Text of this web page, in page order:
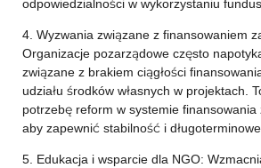
odpowiedzialności w wykorzystaniu
4. Wyzwania związane z finansowaniem
Organizacje pozarządowe często
związane z brakiem ciągłości
udziału środków własnych w projektach.
potrzebę reform w systemie
aby zapewnić stabilność i
5. Edukacja i wsparcie dla NGO: